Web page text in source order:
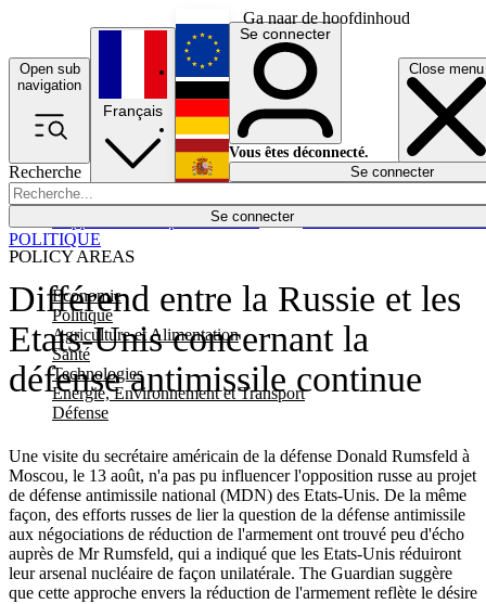
Ga naar de hoofdinhoud
Open sub
navigation
Close menu
Recherche
Se connecter
POLICY AREAS
Economie
Politique
Agriculture et Alimentation
Santé
Technologies
Energie, Environnement et Transport
Défense
Économie
Français
English
Deutsch
Español
Se connecter
Vous êtes déconnecté.
Se connecter
Différend entre la Russie et les
Etats-Unis concernant la
défense antimissile continue
Une visite du secrétaire américain de la défense Donald Rumsfeld à
Moscou, le 13 août, n'a pas pu influencer l'opposition russe au projet
de défense antimissile national (MDN) des Etats-Unis. De la même
façon, des efforts russes de lier la question de la défense antimissile
aux négociations de réduction de l'armement ont trouvé peu d'écho
auprès de Mr Rumsfeld, qui a indiqué que les Etats-Unis réduiront
leur arsenal nucléaire de façon unilatérale. The Guardian suggère
que cette approche envers la réduction de l'armement reflète le désire
POLITIQUE